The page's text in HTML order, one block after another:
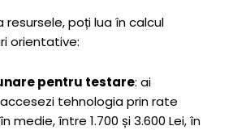
poți lua în calcul
orientative:
pentru testare: ai
tehnologia prin rate
medie, între 1.700 și 3.600 Lei, în